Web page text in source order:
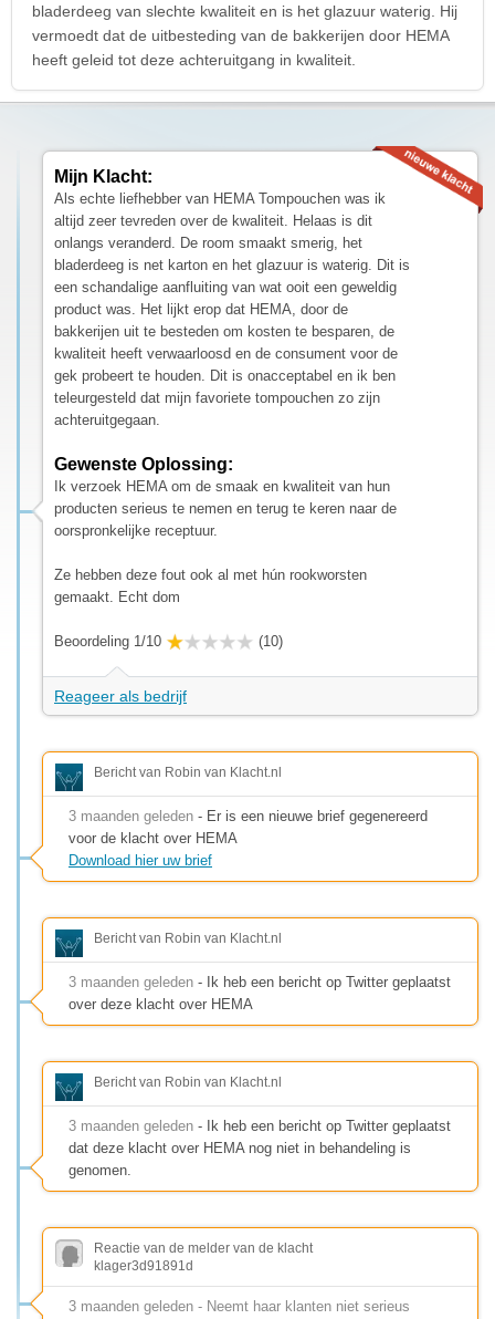
bladerdeeg van slechte kwaliteit en is het glazuur waterig. Hij
vermoedt dat de uitbesteding van de bakkerijen door HEMA
heeft geleid tot deze achteruitgang in kwaliteit.
Mijn Klacht:
Als echte liefhebber van HEMA Tompouchen was ik
altijd zeer tevreden over de kwaliteit. Helaas is dit
onlangs veranderd. De room smaakt smerig, het
bladerdeeg is net karton en het glazuur is waterig. Dit is
een schandalige aanfluiting van wat ooit een geweldig
product was. Het lijkt erop dat HEMA, door de
bakkerijen uit te besteden om kosten te besparen, de
kwaliteit heeft verwaarloosd en de consument voor de
gek probeert te houden. Dit is onacceptabel en ik ben
teleurgesteld dat mijn favoriete tompouchen zo zijn
achteruitgegaan.
Gewenste Oplossing:
Ik verzoek HEMA om de smaak en kwaliteit van hun
producten serieus te nemen en terug te keren naar de
oorspronkelijke receptuur.
Ze hebben deze fout ook al met hún rookworsten
gemaakt. Echt dom
Beoordeling 1/10 (10)
Reageer als bedrijf
Bericht van Robin van Klacht.nl
3 maanden geleden - Er is een nieuwe brief gegenereerd
voor de klacht over HEMA
Download hier uw brief
Bericht van Robin van Klacht.nl
3 maanden geleden - Ik heb een bericht op Twitter geplaatst
over deze klacht over HEMA
Bericht van Robin van Klacht.nl
3 maanden geleden - Ik heb een bericht op Twitter geplaatst
dat deze klacht over HEMA nog niet in behandeling is
genomen.
Reactie van de melder van de klacht
klager3d91891d
3 maanden geleden - Neemt haar klanten niet serieus